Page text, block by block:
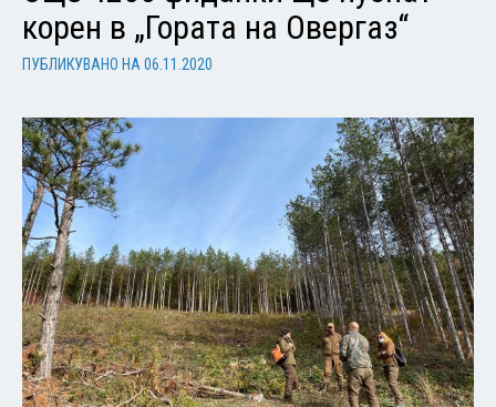
корен в „Гората на Овергаз“
ПУБЛИКУВАНО НА06.11.2020